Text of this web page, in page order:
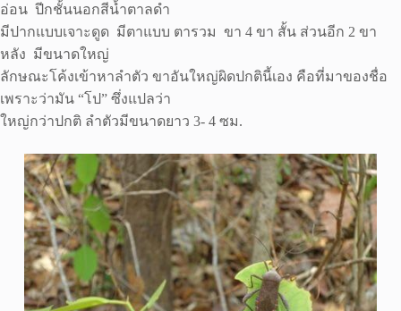
อ่อน ปีกชั้นนอกสีน้ำตาลดำ
มีปากแบบเจาะดูด มีตาแบบ ตารวม ขา 4 ขา สั้น ส่วนอีก 2 ขา
หลัง มีขนาดใหญ่
ลักษณะโค้งเข้าหาลำตัว ขาอันใหญ่ผิดปกตินี้เอง คือที่มาของชื่อ
เพราะว่ามัน “โป” ซึ่งแปลว่า
ใหญ่กว่าปกติ ลำตัวมีขนาดยาว 3- 4 ซม.